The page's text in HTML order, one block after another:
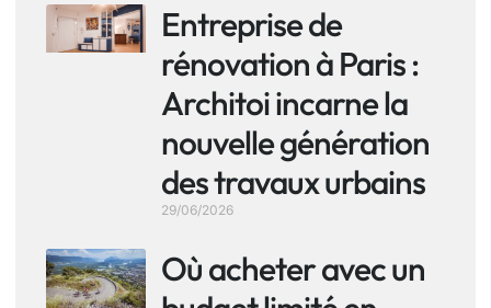
Entreprise de
rénovation à Paris :
Architoi incarne la
nouvelle génération
des travaux urbains
29/06/2026
Où acheter avec un